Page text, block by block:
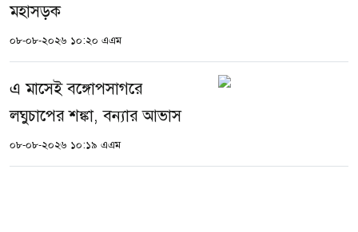
মহাসড়ক
০৮-০৮-২০২৬ ১০:২০ এএম
এ মাসেই বঙ্গোপসাগরে
লঘুচাপের শঙ্কা, বন্যার আভাস
০৮-০৮-২০২৬ ১০:১৯ এএম